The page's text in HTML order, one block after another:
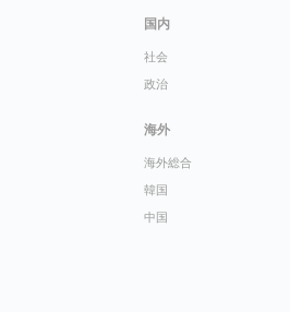
国内
社会
政治
海外
海外総合
韓国
中国